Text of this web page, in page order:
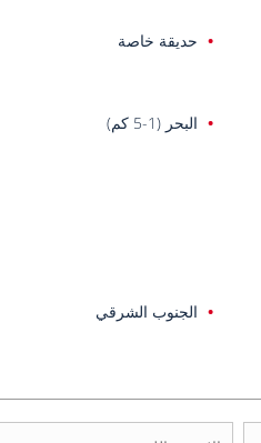
حديقة خاصة
البحر (1-5 كم)
الجنوب الشرقي